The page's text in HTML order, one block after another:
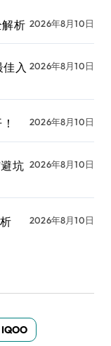
析 2026年8月10日
佳入 2026年8月10日
2026年8月10日
坑 2026年8月10日
2026年8月10日
IQOO